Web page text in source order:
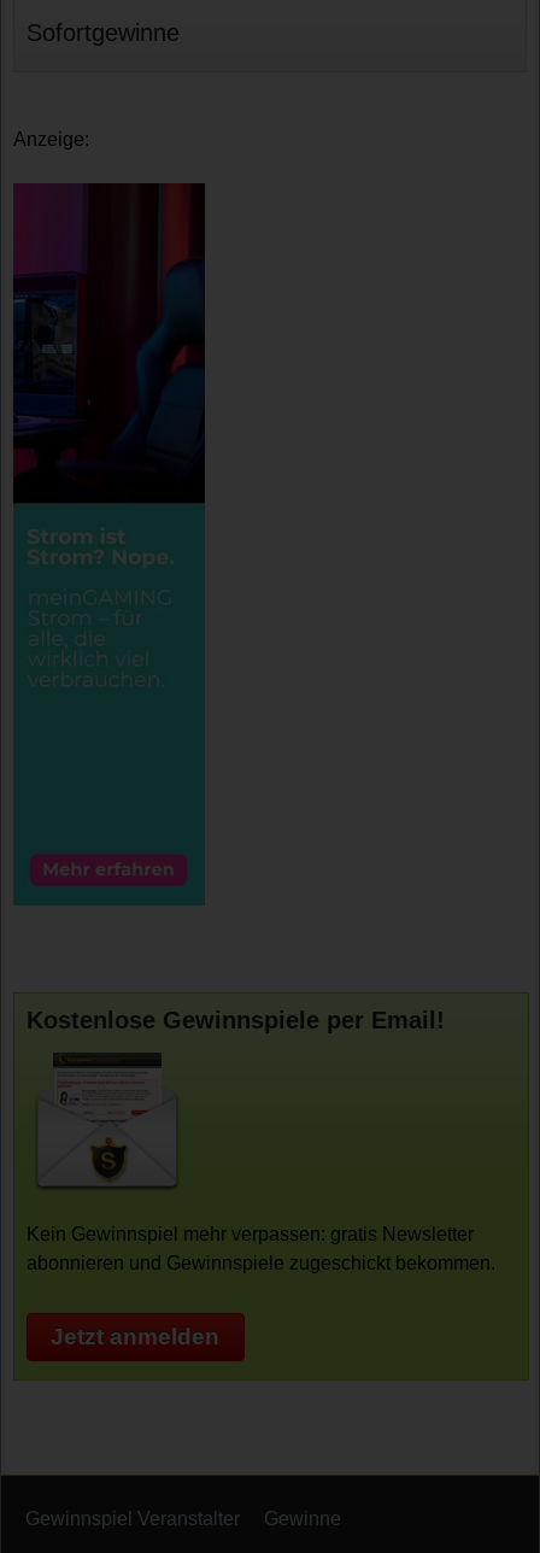
Sofortgewinne
Anzeige:
Kostenlose Gewinnspiele per Email!
Kein Gewinnspiel mehr verpassen: gratis Newsletter
abonnieren und Gewinnspiele zugeschickt bekommen.
Jetzt anmelden
Gewinnspiel Veranstalter Gewinne